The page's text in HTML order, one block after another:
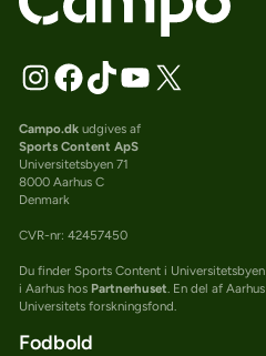
Campo.dkudgives af
Sports Content ApS
Universitetsbyen 71
8000 Aarhus C
Denmark
CVR-nr: 42457450
Du finder Sports Content i Universitetsbyen
i Aarhus hos Partnerhuset . En del af Aarhus
Universitets forskningsfond.
Fodbold